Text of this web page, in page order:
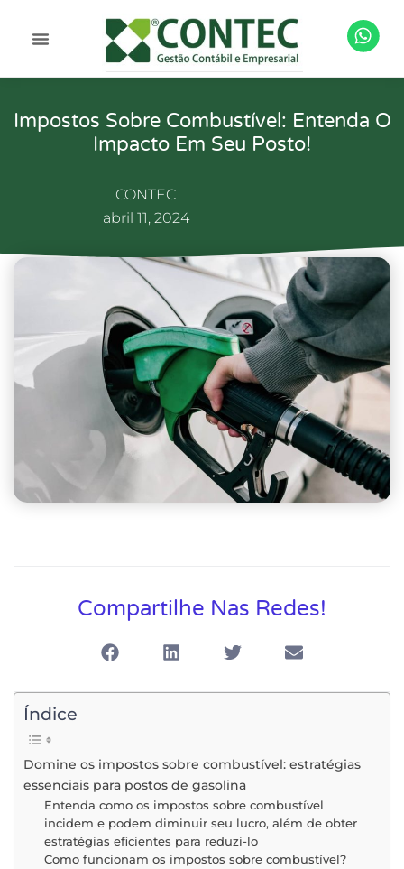
Impostos Sobre Combustível: Entenda O
Impacto Em Seu Posto!
CONTEC
abril 11, 2024
Compartilhe Nas Redes!
Índice
Domine os impostos sobre combustível: estratégias
essenciais para postos de gasolina
Entenda como os impostos sobre combustível
incidem e podem diminuir seu lucro, além de obter
estratégias eficientes para reduzi-lo
Como funcionam os impostos sobre combustível?